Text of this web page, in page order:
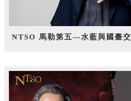
NTSO 馬勒第五—水藍與國臺交